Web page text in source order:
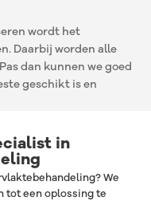
wordt het
Daarbij worden alle
dan kunnen we goed
geschikt is en
in
We
tot een oplossing te